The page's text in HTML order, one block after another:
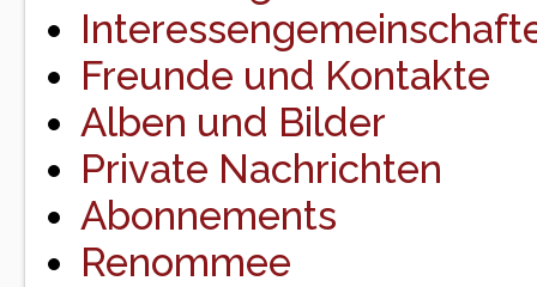
Freunde und Kontakte
Alben und Bilder
Private Nachrichten
Abonnements
Renommee